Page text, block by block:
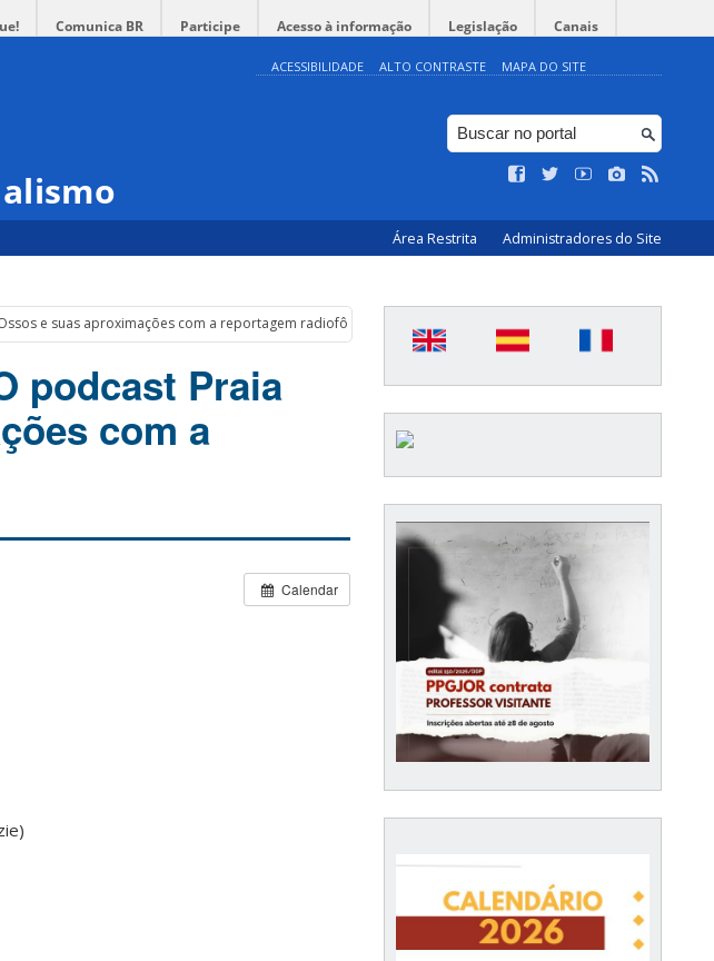
Comunica BR Participe Acesso à informação Legislação Canais
ACESSIBILIDADE ALTO CONTRASTE MAPA DO SITE
Área Restrita Administradores do Site
e suas aproximações com a reportagem radiofônica”
podcast Praia
com a
Calendar